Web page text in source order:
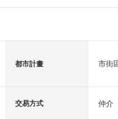
都市計畫 市街
交易方式 仲介